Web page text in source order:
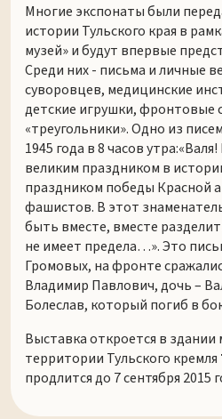
Многие экспонаты были
истории Тульского края в
музей» и будут впервые
Среди них - письма и личные
суворовцев, медицинские
детские игрушки, фронтовые
«треугольники». Одно из
1945 года в 8 часов
великим праздником в
праздником победы Красной
фашистов. В этот
быть вместе, вместе
не имеет предела…». Это
Громовых, на фронте
Владимир Павлович, дочь –
Болеслав, который погиб в
Выставка откроется в здании
территории Тульского кремля
продлится до 7 сентября 2015